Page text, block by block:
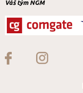
Váš tým NGM